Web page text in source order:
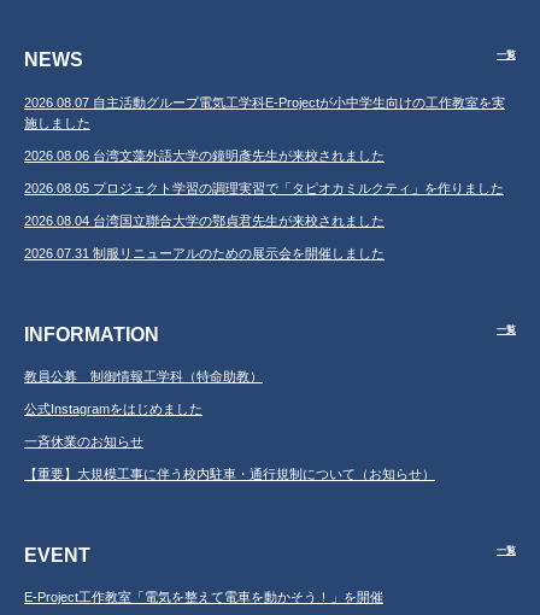
NEWS 一覧
2026.08.07 自主活動グループ電気工学科E-Projectが小中学生向けの工作教室を実
施しました
2026.08.06 台湾文藻外語大学の鐘明彥先生が来校されました
2026.08.05 プロジェクト学習の調理実習で「タピオカミルクティ」を作りました
2026.08.04 台湾国立聯合大学の鄂貞君先生が来校されました
2026.07.31 制服リニューアルのための展示会を開催しました
INFORMATION 一覧
教員公募 制御情報工学科（特命助教）
公式Instagramをはじめました
一斉休業のお知らせ
【重要】大規模工事に伴う校内駐車・通行規制について（お知らせ）
EVENT 一覧
E-Project工作教室「電気を整えて電車を動かそう！」を開催